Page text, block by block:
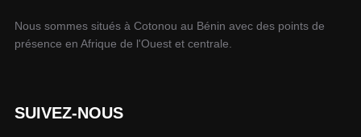
Nous sommes situés à Cotonou au Bénin avec des points de
présence en Afrique de l'Ouest et centrale.
SUIVEZ-NOUS